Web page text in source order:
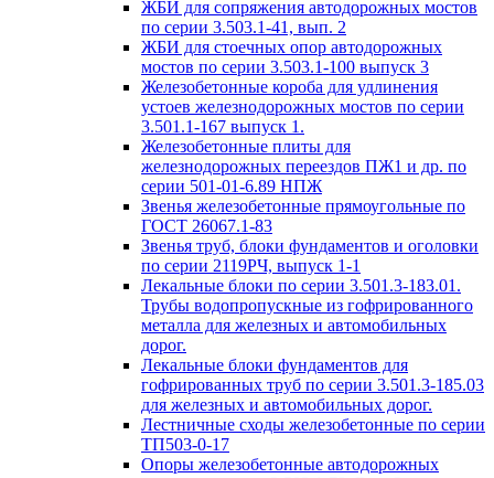
ЖБИ для сопряжения автодорожных мостов
по серии 3.503.1-41, вып. 2
ЖБИ для стоечных опор автодорожных
мостов по серии 3.503.1-100 выпуск 3
Железобетонные короба для удлинения
устоев железнодорожных мостов по серии
3.501.1-167 выпуск 1.
Железобетонные плиты для
железнодорожных переездов ПЖ1 и др. по
серии 501-01-6.89 НПЖ
Звенья железобетонные прямоугольные по
ГОСТ 26067.1-83
Звенья труб, блоки фундаментов и оголовки
по серии 2119РЧ, выпуск 1-1
Лекальные блоки по серии 3.501.3-183.01.
Трубы водопропускные из гофрированного
металла для железных и автомобильных
дорог.
Лекальные блоки фундаментов для
гофрированных труб по серии 3.501.3-185.03
для железных и автомобильных дорог.
Лестничные сходы железобетонные по серии
ТП503-0-17
Опоры железобетонные автодорожных